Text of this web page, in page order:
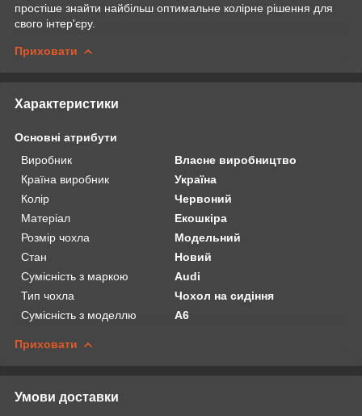
простіше знайти найбільш оптимальне колірне рішення для
свого інтер'єру.
Приховати
Характеристики
Основні атрибути
Виробник
Власне виробництво
Країна виробник
Україна
Колір
Червоний
Матеріал
Екошкіра
Розмір чохла
Модельний
Стан
Новий
Сумісність з маркою
Audi
Тип чохла
Чохол на сидіння
Сумісність з моделлю
A6
Приховати
Умови доставки